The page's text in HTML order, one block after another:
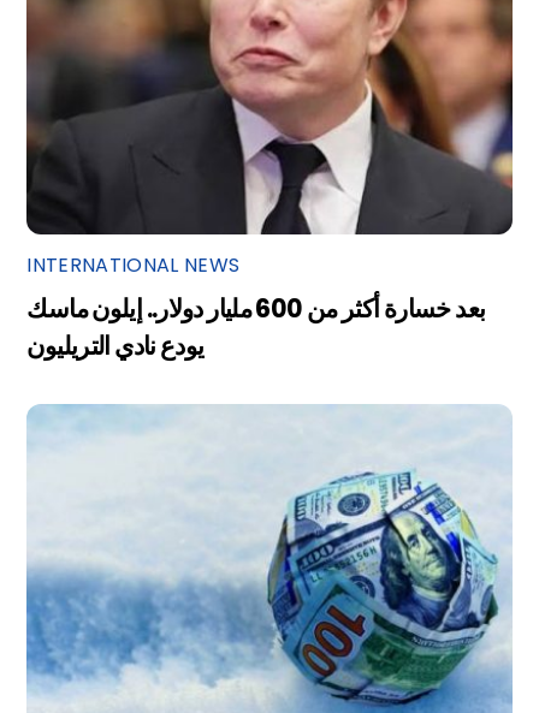
INTERNATIONAL NEWS
بعد خسارة أكثر من 600 مليار دولار.. إيلون ماسك
يودع نادي التريليون